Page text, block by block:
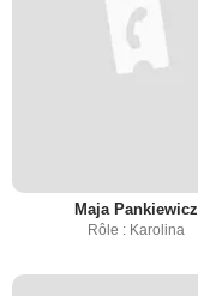
Maja Pankiewicz
Rôle : Karolina